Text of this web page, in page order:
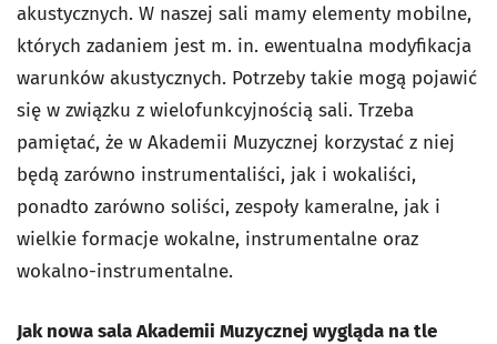
akustycznych. W naszej sali mamy elementy mobilne,
których zadaniem jest m. in. ewentualna modyfikacja
warunków akustycznych. Potrzeby takie mogą pojawić
się w związku z wielofunkcyjnością sali. Trzeba
pamiętać, że w Akademii Muzycznej korzystać z niej
będą zarówno instrumentaliści, jak i wokaliści,
ponadto zarówno soliści, zespoły kameralne, jak i
wielkie formacje wokalne, instrumentalne oraz
wokalno-instrumentalne.
Jak nowa sala Akademii Muzycznej wygląda na tle